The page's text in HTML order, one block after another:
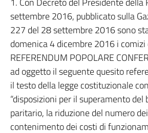
settembre 2016, pubblicato sulla
227 del 28 settembre 2016 sono
domenica 4 dicembre 2016 i
REFERENDUM POPOLARE
ad oggetto il seguente quesito
il testo della legge costituzionale
“disposizioni per il superamento
paritario, la riduzione del numero
contenimento dei costi di